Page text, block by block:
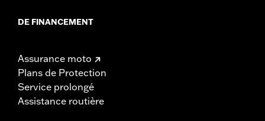
DE FINANCEMENT
Assurance moto
Plans de Protection
Service prolongé
Assistance routière